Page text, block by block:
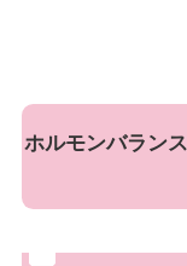
ホルモンバラン